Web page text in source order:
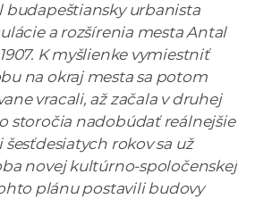
budapeštiansky urbanista
a rozšírenia mesta Antal
K myšlienke vymiestniť
na okraj mesta sa potom
vracali, až začala v druhej
storočia nadobúdať reálnejšie
rokov sa už
novej kultúrno-spoločenskej
plánu postavili budovy